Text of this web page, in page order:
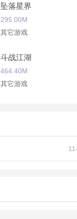
坠落星界
295.00M
其它游戏
斗战江湖
464.40M
其它游戏
其它游戏